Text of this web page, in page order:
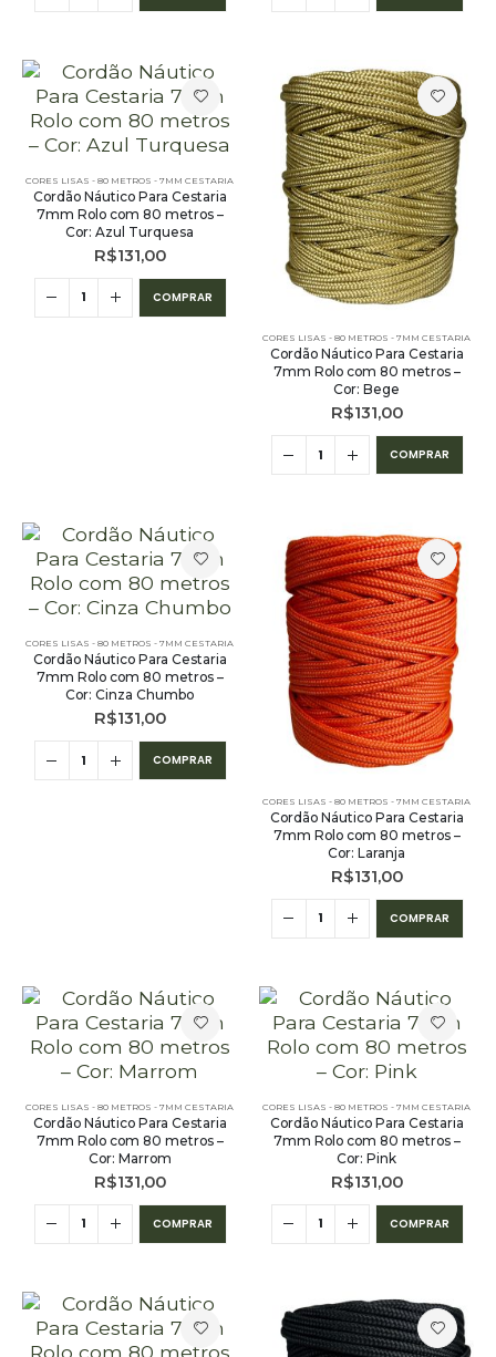
CORES LISAS - 80 METROS - 7MM CESTARIA
Cordão Náutico Para Cestaria
7mm Rolo com 80 metros –
Cor: Azul Turquesa
R$131,00
COMPRAR
CORES LISAS - 80 METROS - 7MM CESTARIA
Cordão Náutico Para Cestaria
7mm Rolo com 80 metros –
Cor: Bege
R$131,00
COMPRAR
CORES LISAS - 80 METROS - 7MM CESTARIA
Cordão Náutico Para Cestaria
7mm Rolo com 80 metros –
Cor: Cinza Chumbo
R$131,00
COMPRAR
CORES LISAS - 80 METROS - 7MM CESTARIA
Cordão Náutico Para Cestaria
7mm Rolo com 80 metros –
Cor: Laranja
R$131,00
COMPRAR
CORES LISAS - 80 METROS - 7MM CESTARIA
Cordão Náutico Para Cestaria
7mm Rolo com 80 metros –
Cor: Marrom
R$131,00
COMPRAR
CORES LISAS - 80 METROS - 7MM CESTARIA
Cordão Náutico Para Cestaria
7mm Rolo com 80 metros –
Cor: Pink
R$131,00
COMPRAR